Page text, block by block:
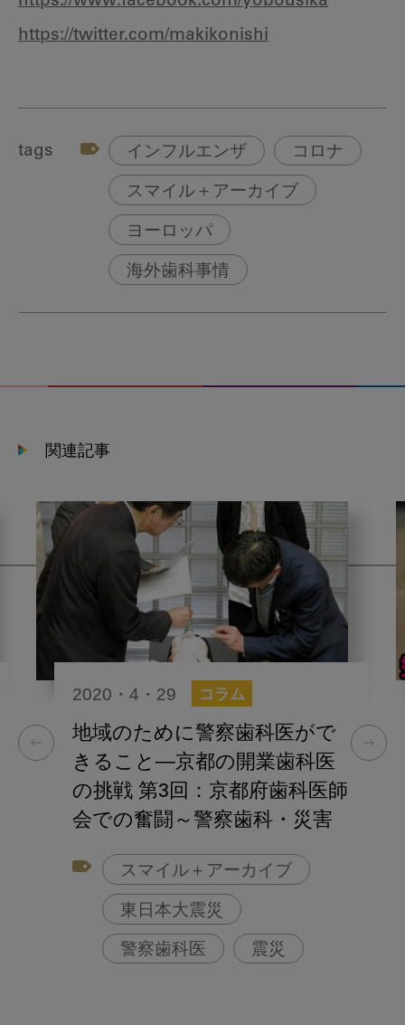
https://twitter.com/makikonishi
tags インフルエンザ コロナ
スマイル＋アーカイブ
ヨーロッパ
海外歯科事情
関連記事
2020・4・29 コラム
地域のために警察歯科医がで
きること―京都の開業歯科医
の挑戦 第3回：京都府歯科医師
会での奮闘～警察歯科・災害
対策委員会に入ってからの6年
間～ スマイル＋アーカイブ
東日本大震災
警察歯科医 震災